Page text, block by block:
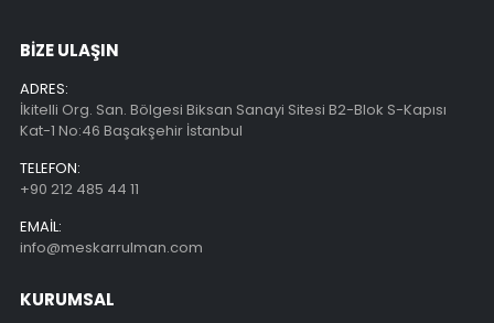
BİZE ULAŞIN
ADRES:
İkitelli Org. San. Bölgesi Biksan Sanayi Sitesi B2-Blok S-Kapısı
Kat-1 No:46 Başakşehir İstanbul
TELEFON:
+90 212 485 44 11
EMAIL:
info@meskarrulman.com
KURUMSAL